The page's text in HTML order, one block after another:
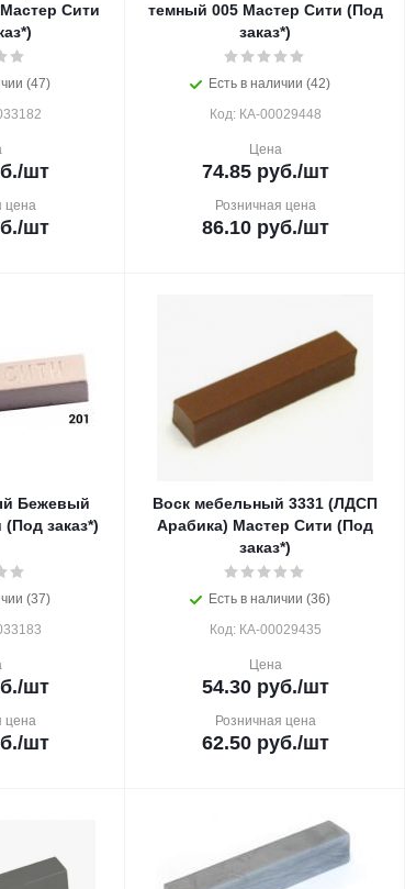
Сити
(47)
/шт
цена
/шт
темный 005 Мастер Сити (Под
заказ*)
Есть в наличии (42)
Код: КА-00029448
Цена
74.85руб./шт
Розничная цена
86.10руб./шт
Бежевый
заказ*)
(37)
/шт
цена
/шт
Воск мебельный 3331 (ЛДСП
Арабика) Мастер Сити (Под
заказ*)
Есть в наличии (36)
Код: КА-00029435
Цена
54.30руб./шт
Розничная цена
62.50руб./шт